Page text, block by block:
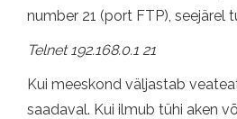
number 21 (port FTP), seejärel
Telnet 192.168.0.1 21
Kui meeskond väljastab
saadaval. Kui ilmub tühi aken